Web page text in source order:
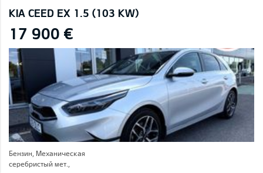
KIA CEED EX 1.5 (103 KW)
17 900 €
Бензин, Механическая
серебристый мет.,